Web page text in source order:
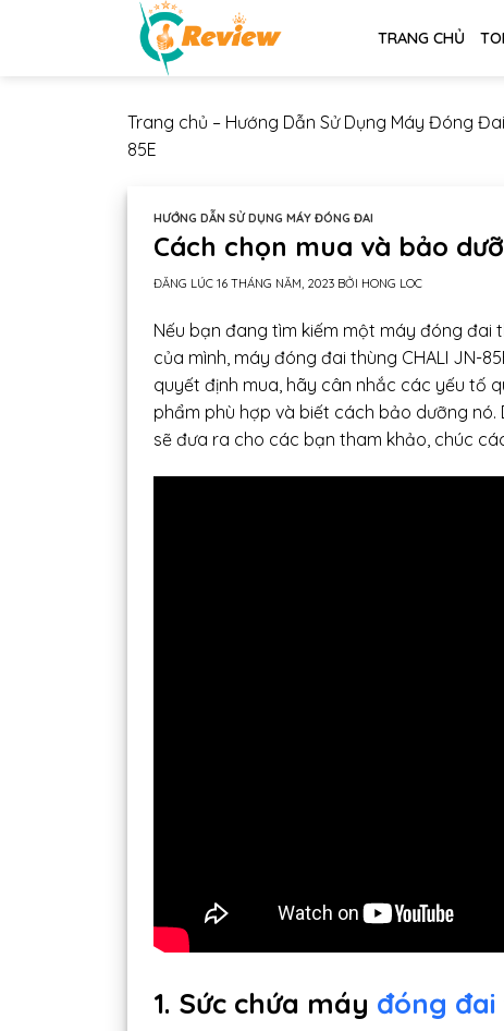
TRANG CHỦ
Trang chủ – Hướng Dẫn Sử Dụng Máy Đóng Đai
85E
HƯỚNG DẪN SỬ DỤNG MÁY ĐÓNG ĐAI
Cách chọn mua và bảo
ĐĂNG LÚC 16 THÁNG NĂM, 2023 BỞI HONG LOC
Nếu bạn đang tìm kiếm một máy đóng
của mình, máy đóng đai thùng CHALI JN-
quyết định mua, hãy cân nhắc các yếu tố
phẩm phù hợp và biết cách bảo dưỡng
sẽ đưa ra cho các bạn tham khảo, chúc
1. Sức chứa máy đóng